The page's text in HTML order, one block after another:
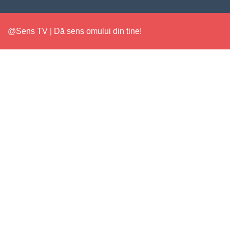
@Sens TV | Dă sens omului din tine!